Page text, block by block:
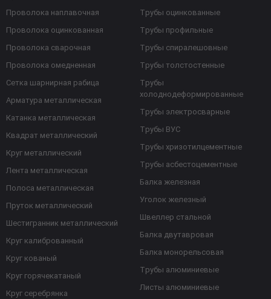
Проволока наплавочная
Проволока оцинкованная
Проволока сварочная
Проволока омедненная
Сетка шарнирная рабица
Арматура металлическая
Катанка металлическая
Квадрат металлический
Круг металлический
Лента металлическая
Полоса металлическая
Пруток металлический
Шестигранник металлический
Круг калиброванный
Круг кованый
Круг горячекатаный
Круг серебрянка
Трубы оцинкованные
Трубы профильные
Трубы спиралешовные
Трубы толстостенные
Трубы
холоднодеформированные
Трубы электросварные
Трубы ВУС
Трубы хризотилцементные
Трубы асбестоцементные
Балка железная
Уголок железный
Швеллер стальной
Балка двутавровая
Балка монорельсовая
Трубы алюминиевые
Листы алюминиевые